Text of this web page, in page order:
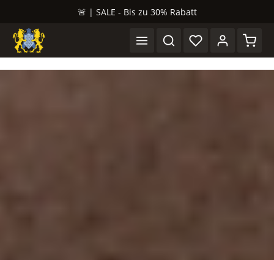
🚨 | SALE - Bis zu 30% Rabatt